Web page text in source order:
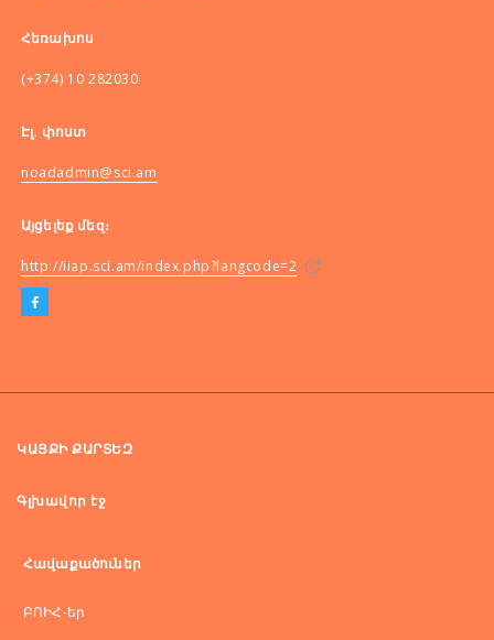
Հեռախոս
(+374) 10 282030
Էլ. փոստ
noadadmin@sci.am
Այցելեք մեզ։
http://iiap.sci.am/index.php?langcode=2
ԿԱՅՔԻ ՔԱՐՏԵԶ
Գլխավոր էջ
Հավաքածուներ
ԲՈԻՀ-եր